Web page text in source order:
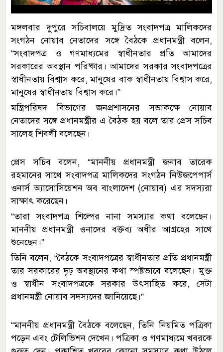
মঙ্গলবার দুপুরে সচিবালয়ে মুদ্রিত সংবাদপত্র মালিকদের
সংগঠন নোয়াব নেতাদের সঙ্গে বৈঠকে প্রধানমন্ত্রী বলেন,
“সংবাদপত্র ও গণমাধ্যমের স্বাধীনতার প্রতি আমাদের
সরকারের অবস্থান পরিষ্কার। আমাদের সরকার সংবাদপত্রের
স্বাধীনতায় বিশ্বাস করে, মানুষের বাক স্বাধীনতায় বিশ্বাস করে,
মানুষের স্বাধীনতায় বিশ্বাস করে।”
মন্ত্রিপরিষদ বিভাগের জনপ্রশাসনের সভাকক্ষে নোয়াব
নেতাদের সঙ্গে প্রধানমন্ত্রীর এ বৈঠক হয় বলে তার প্রেস সচিব
সালেহ শিবলী বলেছেন।
প্রেস সচিব বলেন, “মাননীয় প্রধানমন্ত্রী জনাব তারেক
রহমানের সাথে সংবাদপত্র মালিকদের সংগঠন নিউজপেপার্স
ওনার্স অ্যাসোসিয়েশন অব বাংলাদেশ (নোয়াব) এর সদস্যরা
সাক্ষাৎ করেছেন।
“তারা সংবাদপত্র শিল্পের নানা সমস্যার কথা বলেছেন।
মাননীয় প্রধানমন্ত্রী ওনাদের বক্তব্য অধীর আগ্রহের সাথে
শুনেছেন।”
তিনি বলেন, “বৈঠকে সংবাদপত্রের স্বাধীনতার প্রতি প্রধানমন্ত্রী
তার সরকারের দৃঢ় অবস্থানের কথা স্পষ্টভাবে বলেছেন। মুক্ত
ও স্বাধীন সংবাদপত্রকে সরকার উৎসাহিত করে, সেটা
প্রধানমন্ত্রী নোয়াব সদস্যদের জানিয়েছে।”
“মাননীয় প্রধানমন্ত্রী বৈঠকে বলেছেন, তিনি নিয়মিত পত্রিকা
পড়েন এবং টেলিভিশন দেখেন। পত্রিকা ও গণমাধ্যমে খবরকে